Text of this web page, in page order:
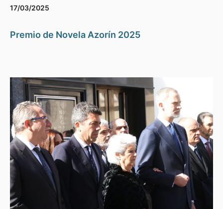
17/03/2025
Premio de Novela Azorín 2025